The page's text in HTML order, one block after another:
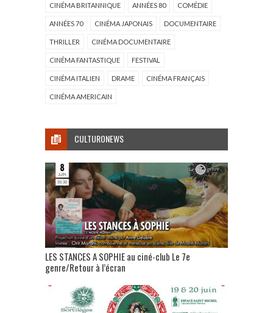
CINÉMA BRITANNIQUE ANNÉES 80 COMÉDIE
ANNÉES 70 CINÉMA JAPONAIS DOCUMENTAIRE
THRILLER CINÉMA DOCUMENTAIRE
CINÉMA FANTASTIQUE FESTIVAL
CINÉMA ITALIEN DRAME CINÉMA FRANÇAIS
CINÉMA AMERICAIN
CULTURONEWS
LES STANCES A SOPHIE au ciné-club Le 7e
genre/Retour à l’écran